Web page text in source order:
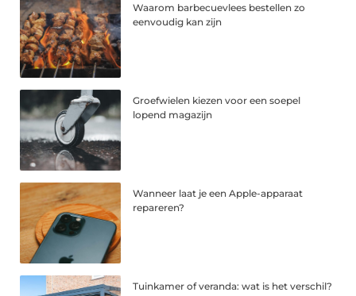
Waarom barbecuevlees bestellen zo
eenvoudig kan zijn
Groefwielen kiezen voor een soepel
lopend magazijn
Wanneer laat je een Apple-apparaat
repareren?
Tuinkamer of veranda: wat is het verschil?